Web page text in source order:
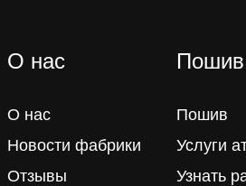
О нас
О нас
Новости фабрики
Отзывы
Пошив
Пошив
Услуги
Узнать